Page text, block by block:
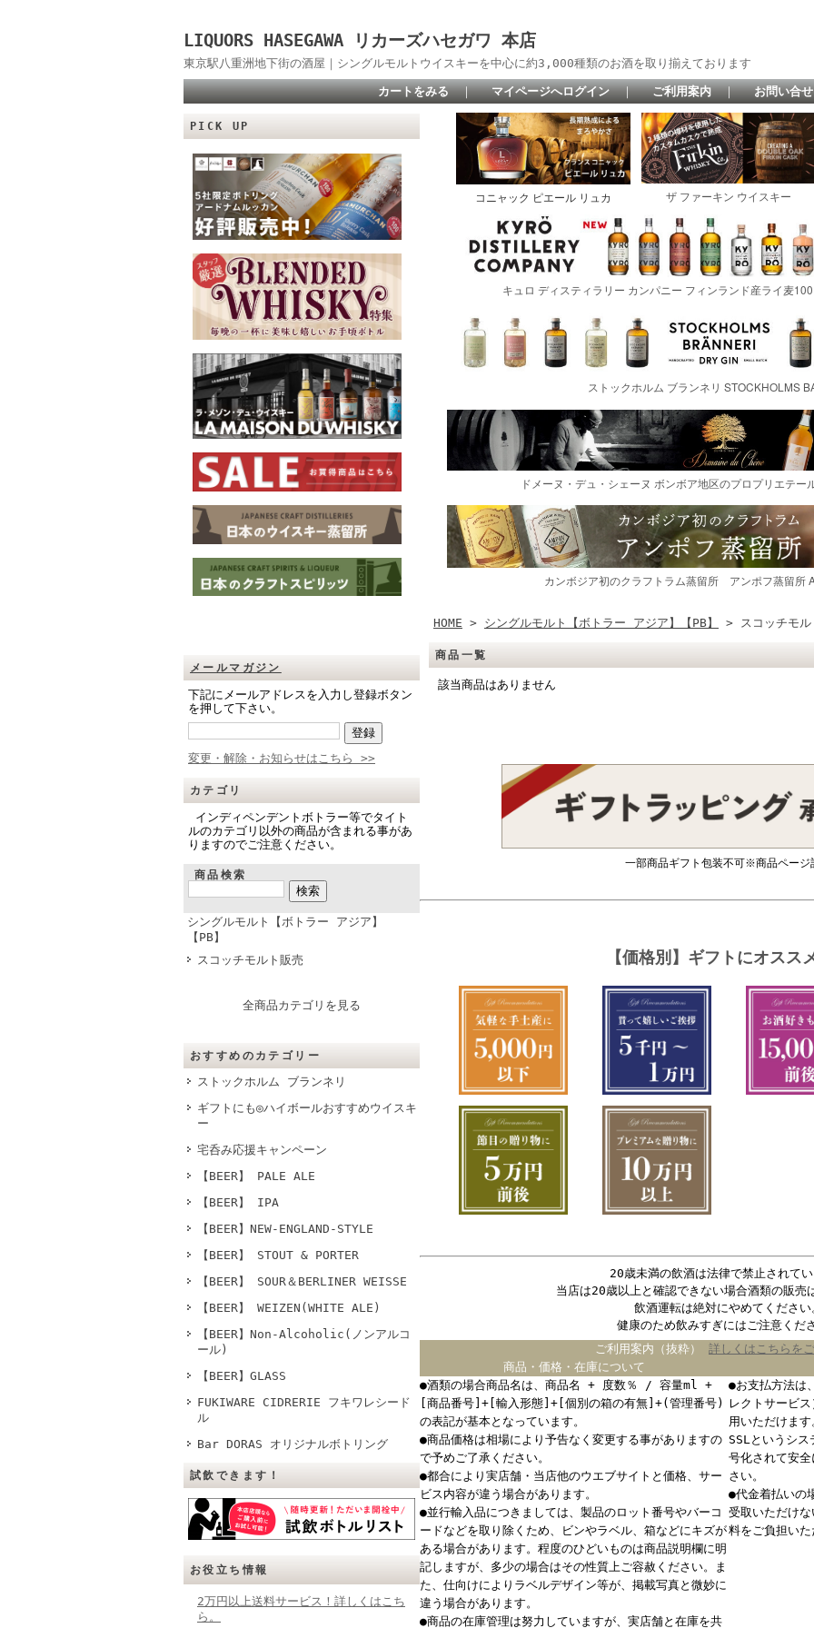
LIQUORS HASEGAWA リカーズハセガワ 本店
東京駅八重洲地下街の酒屋｜シングルモルトウイスキーを中心に約3,000種類のお酒を取り揃えております
カートをみる ｜ マイページへログイン ｜ ご利用案内 ｜ お問い合せ
PICK UP
メールマガジン
下記にメールアドレスを入力し登録ボタン
を押して下さい。
変更・解除・お知らせはこちら >>
カテゴリ
インディペンデントボトラー等でタイト
ルのカテゴリ以外の商品が含まれる事があ
りますのでご注意ください。
商品検索
シングルモルト【ボトラー アジア】
【PB】
スコッチモルト販売
全商品カテゴリを見る
おすすめのカテゴリー
ストックホルム ブランネリ
ギフトにも◎ハイボールおすすめウイスキ
ー
宅呑み応援キャンペーン
【BEER】 PALE ALE
【BEER】 IPA
【BEER】NEW-ENGLAND-STYLE
【BEER】 STOUT & PORTER
【BEER】 SOUR＆BERLINER WEISSE
【BEER】 WEIZEN(WHITE ALE)
【BEER】Non-Alcoholic(ノンアルコ
ール)
【BEER】GLASS
FUKIWARE CIDRERIE フキワレシード
ル
Bar DORAS オリジナルボトリング
試飲できます！
お役立ち情報
2万円以上送料サービス！詳しくはこち
ら。
HOME > シングルモルト【ボトラー アジア】【PB】 > スコッチモル
商品一覧
該当商品はありません
一部商品ギフト包装不可※商品ページ
20歳未満の飲酒は法律で禁止されて
当店は20歳以上と確認できない場合酒類の販売
飲酒運転は絶対にやめてください
健康のため飲みすぎにはご注意くだ
ご利用案内（抜粋） 詳しくはこちらを
商品・価格・在庫について
●酒類の場合商品名は、商品名 + 度数％ / 容量ml +
[商品番号]+[輸入形態]+[個別の箱の有無]+(管理番号)
の表記が基本となっています。
●商品価格は相場により予告なく変更する事がありますの
で予めご了承ください。
●都合により実店舗・当店他のウエブサイトと価格、サー
ビス内容が違う場合があります。
●並行輸入品につきましては、製品のロット番号やバーコ
ードなどを取り除くため、ビンやラベル、箱などにキズが
ある場合があります。程度のひどいものは商品説明欄に明
記しますが、多少の場合はその性質上ご容赦ください。ま
た、仕向けによりラベルデザイン等が、掲載写真と微妙に
違う場合があります。
●商品の在庫管理は努力していますが、実店舗と在庫を共
●お支払方法は
レクトサービ
用いただけま
SSLというシ
号化されて安
さい。
●代金着払いの
受取いただけ
料をご負担い